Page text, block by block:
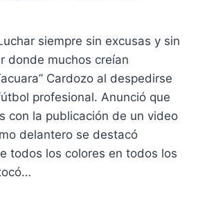
siempre sin excusas y sin
donde muchos creían
Cardozo al despedirse
profesional. Anunció que
con la publicación de un video
delantero se destacó
todos los colores en todos los